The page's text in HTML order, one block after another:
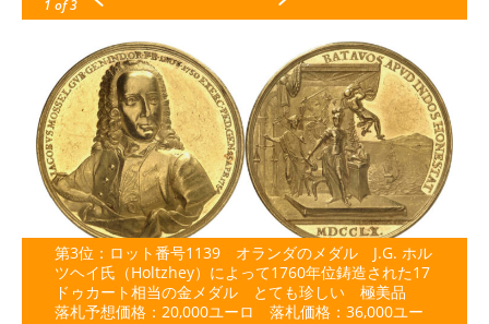
1 of 3
第3位：ロット番号1139 オランダのメダル J.G. ホル
ツヘイ氏（Holtzhey）によって1760年位鋳造された17
ドゥカート相当の金メダル とても珍しい 極美品
落札予想価格：20,000ユーロ 落札価格：36,000ユー